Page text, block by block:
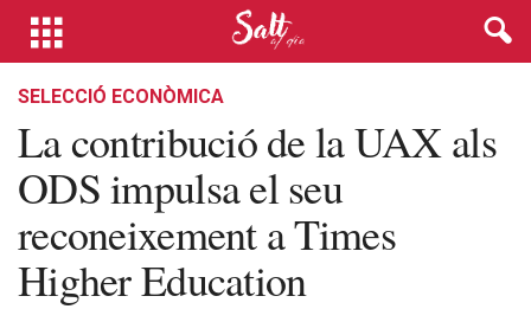
SELECCIÓ ECONÒMICA
La contribució de la UAX als
ODS impulsa el seu
reconeixement a Times
Higher Education